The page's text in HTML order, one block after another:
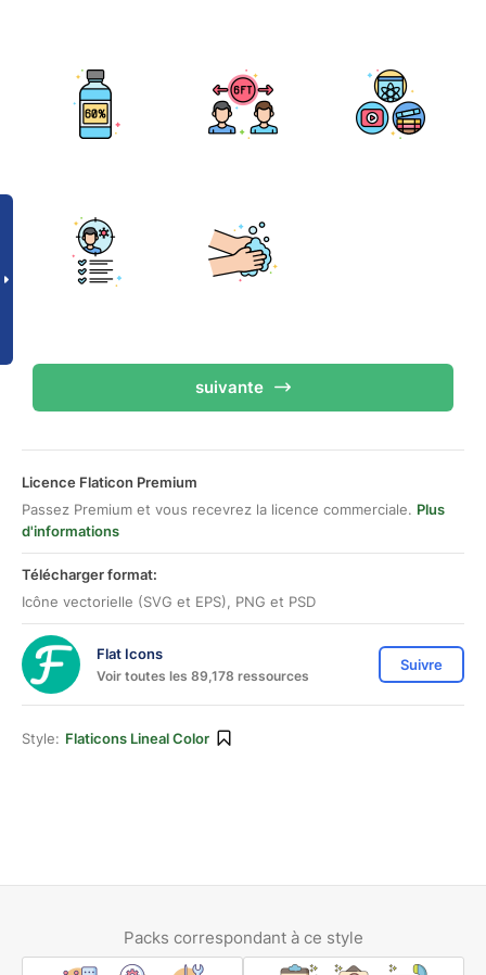
suivante
Licence Flaticon Premium
Passez Premium et vous recevrez la licence commerciale. Plus
d'informations
Télécharger format:
Icône vectorielle (SVG et EPS), PNG et PSD
Flat Icons
Voir toutes les 89,178 ressources
Suivre
Style: Flaticons Lineal Color
Packs correspondant à ce style